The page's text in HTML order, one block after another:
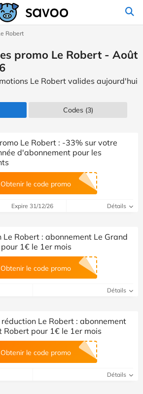
Robert
promo Le Robert - Août
Le Robert valides aujourd'hui
Codes(3)
Le Robert : -33% sur votre
d'abonnement pour les
Obtenir le code promo
Expire 31/12/26 Détails
Le Robert : abonnement Le Grand
1€ le 1er mois
Obtenir le code promo
Détails
réduction Le Robert : abonnement
Robert pour 1€ le 1er mois
Obtenir le code promo
Détails